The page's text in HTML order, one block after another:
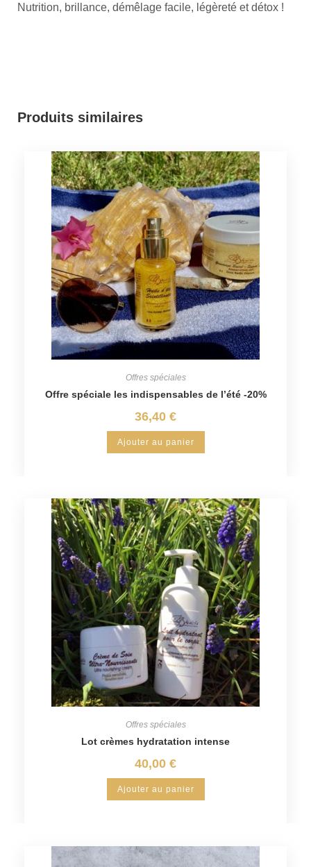
Nutrition, brillance, démêlage facile, légèreté et détox !
Produits similaires
Offres spéciales
Offre spéciale les indispensables de l’été -20%
36,40 €
Ajouter au panier
Offres spéciales
Lot crèmes hydratation intense
40,00 €
Ajouter au panier